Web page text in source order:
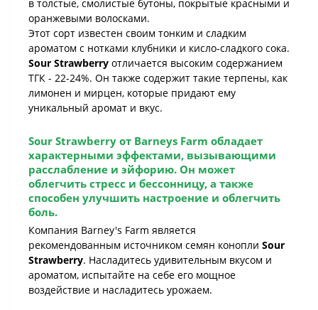
в толстые, смолистые бутоны, покрытые красными и
оранжевыми волосками.
Этот сорт известен своим тонким и сладким
ароматом с нотками клубники и кисло-сладкого сока.
Sour Strawberry отличается высоким содержанием
ТГК - 22-24%. Он также содержит такие терпены, как
лимонен и мирцен, которые придают ему
уникальный аромат и вкус.
Sour Strawberry от Barneys Farm обладает
характерными эффектами, вызывающими
расслабление и эйфорию. Он может
облегчить стресс и бессонницу, а также
способен улучшить настроение и облегчить
боль.
Компания Barney's Farm является
рекомендованным источником семян конопли Sour
Strawberry. Насладитесь удивительным вкусом и
ароматом, испытайте на себе его мощное
воздействие и насладитесь урожаем.